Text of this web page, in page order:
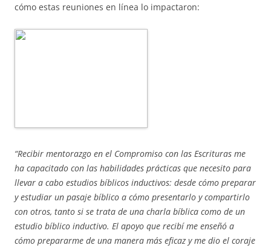
cómo estas reuniones en línea lo impactaron:
“Recibir mentorazgo en el Compromiso con las Escrituras me
ha capacitado con las habilidades prácticas que necesito para
llevar a cabo estudios bíblicos inductivos: desde cómo preparar
y estudiar un pasaje bíblico a cómo presentarlo y compartirlo
con otros, tanto si se trata de una charla bíblica como de un
estudio bíblico inductivo. El apoyo que recibí me enseñó a
cómo prepararme de una manera más eficaz y me dio el coraje